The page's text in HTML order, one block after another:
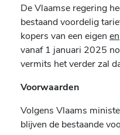
De Vlaamse regering
bestaand voordelig
kopers van een eigen en
vanaf 1 januari 2025
vermits het verder zal
Voorwaarden
Volgens Vlaams
blijven de bestaande